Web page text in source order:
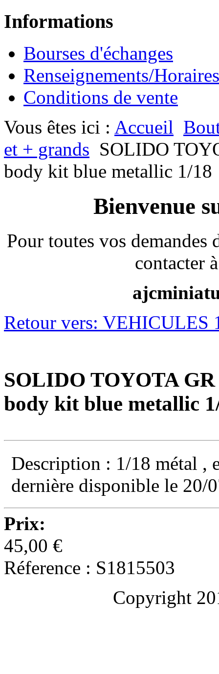
Informations
Bourses d'échanges
Renseignements/Horaires
Conditions de vente
Vous êtes ici : Accueil
et + grands SOLIDO
body kit blue metallic 1/18
Bienvenue
Pour toutes vos
contacter
Retour vers: VEHICULES
SOLIDO TOYOTA
body kit blue metallic
Description : 1/18 métal ,
dernière disponible le 20/
Prix:
45,00 €
Réference : S1815503
Copyright